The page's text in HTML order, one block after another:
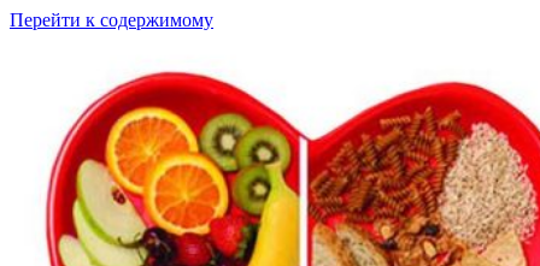
Перейти к содержимому